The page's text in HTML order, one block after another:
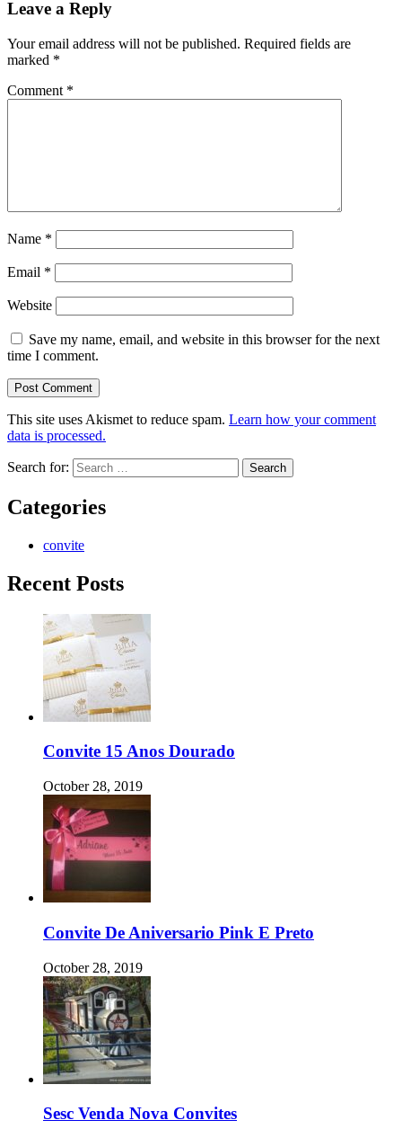
Leave a Reply
Your email address will not be published. Required fields are
marked *
Comment *
Name *
Email *
Website
Save my name, email, and website in this browser for the next
time I comment.
This site uses Akismet to reduce spam. Learn how your comment
data is processed.
Search for:
Categories
convite
Recent Posts
Convite 15 Anos Dourado
October 28, 2019
Convite De Aniversario Pink E Preto
October 28, 2019
Sesc Venda Nova Convites